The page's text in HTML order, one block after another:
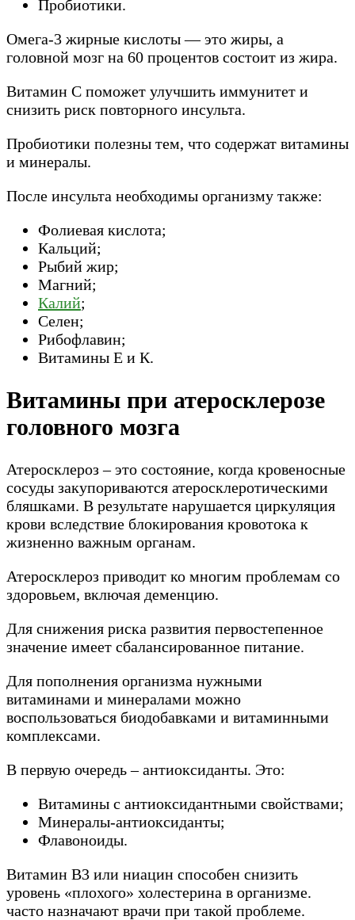
Пробиотики.
Омега-3 жирные кислоты — это жиры, а
головной мозг на 60 процентов состоит из жира.
Витамин С поможет улучшить иммунитет и
снизить риск повторного инсульта.
Пробиотики полезны тем, что содержат витамины
и минералы.
После инсульта необходимы организму также:
Фолиевая кислота;
Кальций;
Рыбий жир;
Магний;
Калий;
Селен;
Рибофлавин;
Витамины Е и К.
Витамины при атеросклерозе
головного мозга
Атеросклероз – это состояние, когда кровеносные
сосуды закупориваются атеросклеротическими
бляшками. В результате нарушается циркуляция
крови вследствие блокирования кровотока к
жизненно важным органам.
Атеросклероз приводит ко многим проблемам со
здоровьем, включая деменцию.
Для снижения риска развития первостепенное
значение имеет сбалансированное питание.
Для пополнения организма нужными
витаминами и минералами можно
воспользоваться биодобавками и витаминными
комплексами.
В первую очередь – антиоксиданты. Это:
Витамины с антиоксидантными свойствами;
Минералы-антиоксиданты;
Флавоноиды.
Витамин В3 или ниацин способен снизить
уровень «плохого» холестерина в организме.
часто назначают врачи при такой проблеме.